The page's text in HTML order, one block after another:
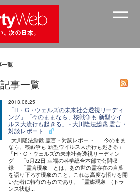
一覧
事一覧
2013.06.25
「H・G・ウェルズの未来社会透視リーディ
ング」「今のままなら、核戦争も 新型ウイ
ルス大流行も起きる」 - 大川隆法総裁 霊言・
対談レポート
大川隆法総裁 霊言・対談レポート 「今のまま
なら、核戦争も 新型ウイルス大流行も起きる」
「H・G・ウェルズの未来社会透視リーディン
グ」 「5月22日 幸福の科学総合本部で公開収
録」 「霊言現象」とは、あの世の霊存在の言葉
を語り下ろす現象のこと。これは高度な悟りを開
いた者に特有のものであり、「霊媒現象」(トラ
ンス状態...